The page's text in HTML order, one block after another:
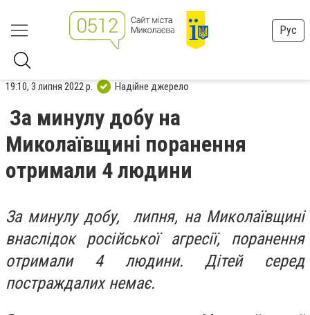
Рус
19:10, 3 липня 2022 р. Надійне джерело
За минулу добу на
Миколаївщині поранення
отримали 4 людини
За минулу добу, липня, на Миколаївщині
внаслідок російської агресії, поранення
отримали 4 людини. Дітей серед
постраждалих немає.